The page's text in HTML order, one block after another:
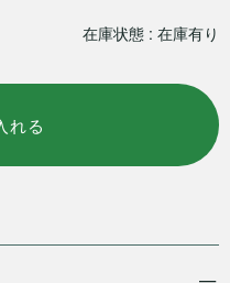
在庫状態 : 在庫有り